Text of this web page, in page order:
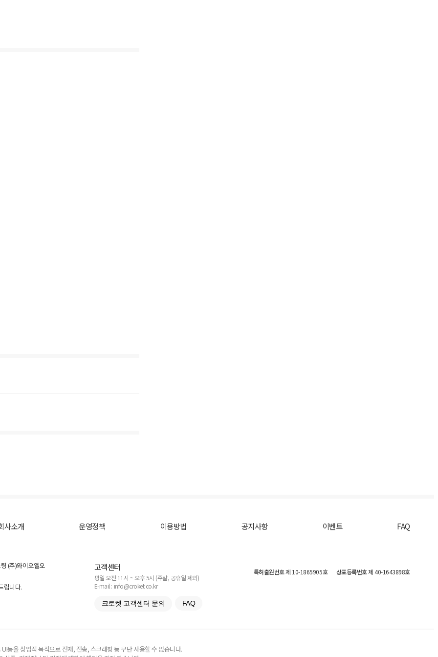
사소개 운영정책 이용방법 공지사항 이벤트 FAQ
(주)와이오엘오
립니다.
고객센터
평일 오전 11시 ~ 오후 5시 (주말, 공휴일 제외)
E-mail : info@croket.co.kr
크로켓 고객센터 문의 FAQ
특허출원번호제 10-1865905호 상표등록번호제 40-1643898호
등을 상업적 목적으로 전재, 전송, 스크래핑 등 무단 사용할 수 없습니다.